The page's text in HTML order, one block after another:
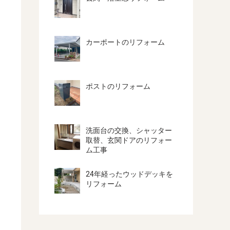
カーポートのリフォーム
ポストのリフォーム
洗面台の交換、シャッター
取替、玄関ドアのリフォー
ム工事
24年経ったウッドデッキを
リフォーム